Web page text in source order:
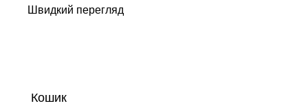
Швидкий перегляд
Кошик